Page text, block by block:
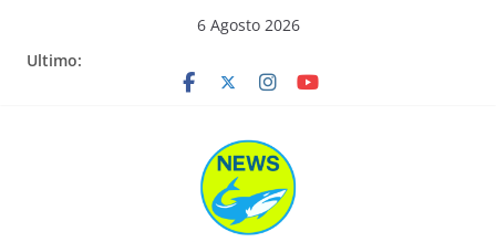
6 Agosto 2026
Ultimo: